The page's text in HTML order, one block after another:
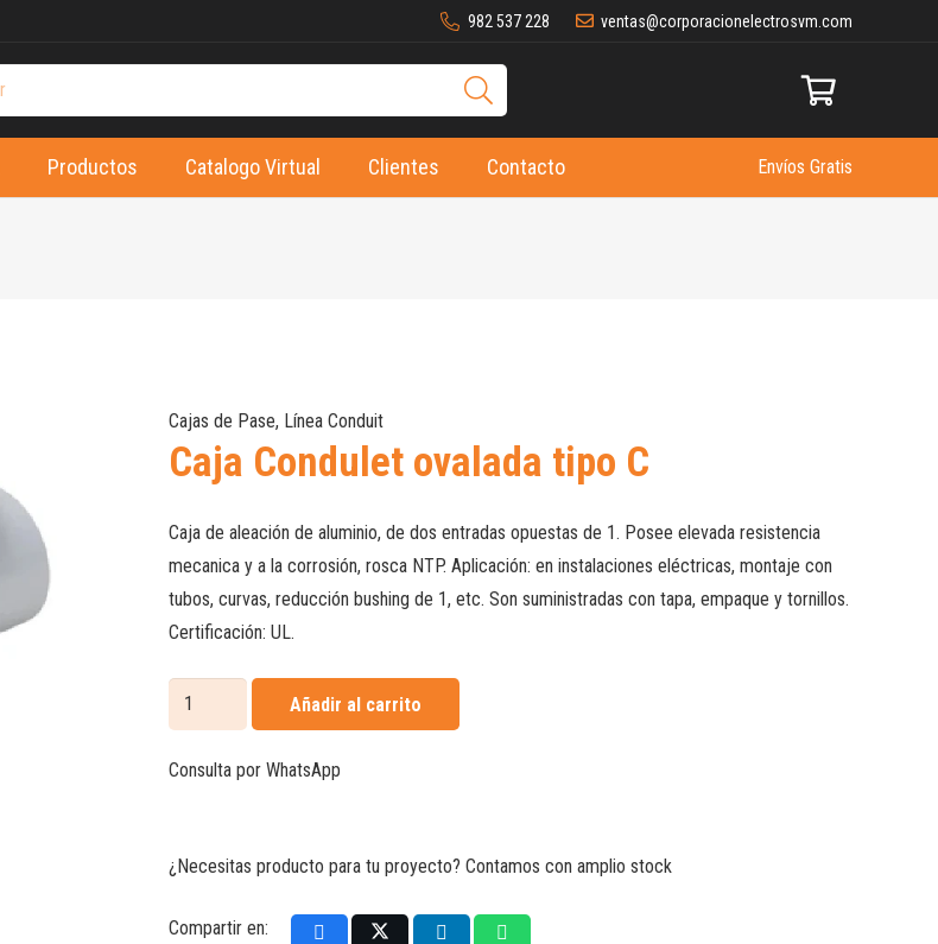
982 537 228 ventas@corporacionelectrosvm.com
Productos Catalogo Virtual Clientes Contacto Envíos Gratis
Cajas de Pase, Línea Conduit
Caja Condulet ovalada tipo C
Caja de aleación de aluminio, de dos entradas opuestas de 1. Posee elevada resistencia
mecanica y a la corrosión, rosca NTP. Aplicación: en instalaciones eléctricas, montaje con
tubos, curvas, reducción bushing de 1, etc. Son suministradas con tapa, empaque y tornillos.
Certificación: UL.
Caja
Condulet
ovalada
cantidad
Añadir al carrito
Consulta por WhatsApp
¿Necesitas producto para tu proyecto? Contamos con amplio stock
Compartir en: